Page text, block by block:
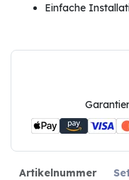
Einfache
Artikelnummer